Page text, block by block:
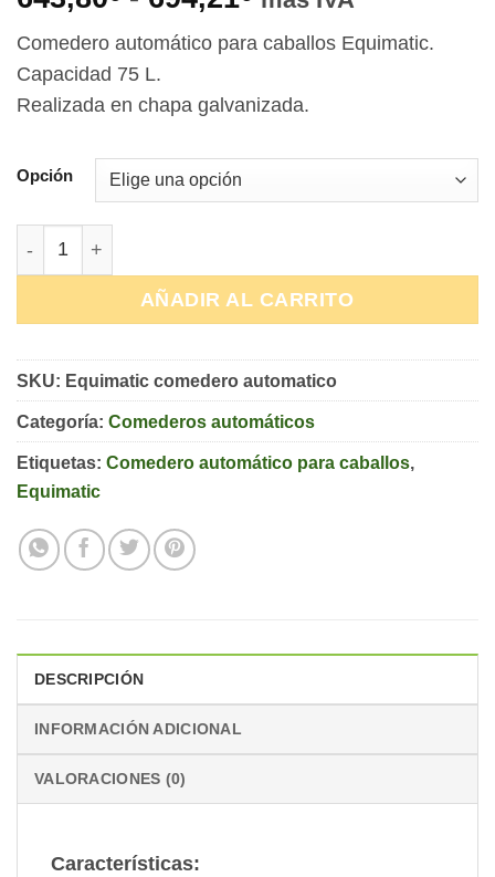
precios:
643,80€
Comedero automático para caballos Equimatic.
Capacidad 75 L.
Realizada en chapa galvanizada.
Opción
COMEDERO AUTOMÁTICO EQUIMATIC cantidad
AÑADIR AL CARRITO
SKU: Equimatic comedero automatico
Categoría: Comederos automáticos
Etiquetas: Comedero automático para caballos,
Equimatic
DESCRIPCIÓN
INFORMACIÓN ADICIONAL
VALORACIONES (0)
Características: